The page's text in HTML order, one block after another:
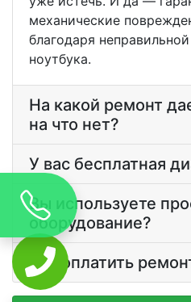
механические
благодаря
ноутбука.
На какой ремонт
на что нет?
У вас бесплатная
Вы используете
оборудование?
Как оплатить